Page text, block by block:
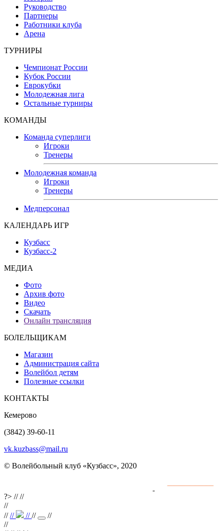
Руководство
Партнеры
Работники клуба
Арена
ТУРНИРЫ
Чемпионат России
Кубок России
Еврокубки
Молодежная лига
Остальные турниры
КОМАНДЫ
Команда суперлиги
Игроки
Тренеры
Молодежная команда
Игроки
Тренеры
Медперсонал
КАЛЕНДАРЬ ИГР
Кузбасс
Кузбасс-2
МЕДИА
Фото
Архив фото
Видео
Скачать
Онлайн трансляция
БОЛЕЛЬЩИКАМ
Магазин
Администрация сайта
Волейбол детям
Полезные ссылки
КОНТАКТЫ
Кемерово
(3842) 39-60-11
vk.kuzbass@mail.ru
© Волейбольный клуб «Кузбасс», 2020
?> ////
//
//// ////
//
//